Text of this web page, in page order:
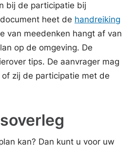
bij de participatie bij
heet de handreiking
van meedenken hangt af van
op de omgeving. De
tips. De aanvrager mag
zij de participatie met de
kan? Dan kunt u voor uw